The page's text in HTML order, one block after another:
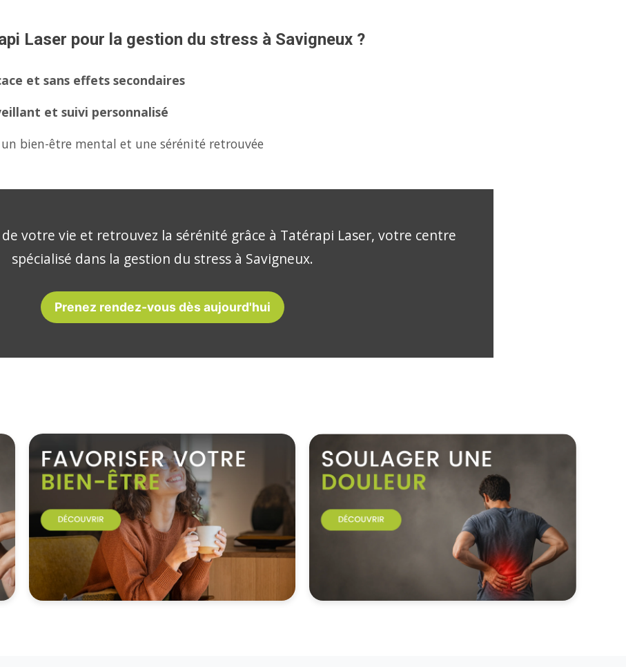
Laser pour la gestion du stress à Savigneux ?
et sans effets secondaires
et suivi personnalisé
bien-être mental et une sérénité retrouvée
votre vie et retrouvez la sérénité grâce à Tatérapi Laser, votre centre
spécialisé dans la gestion du stress à Savigneux.
Prenez rendez-vous dès aujourd'hui